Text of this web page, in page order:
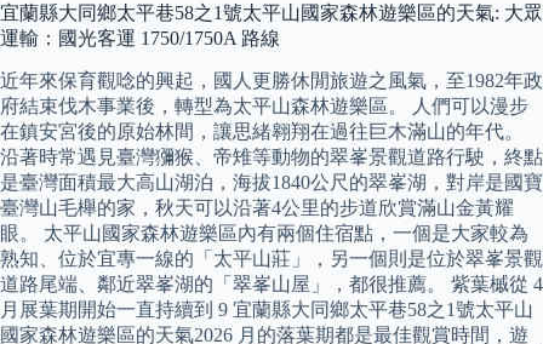
宜蘭縣大同鄉太平巷58之1號太平山國家森林遊樂區的天氣: 大眾
運輸：國光客運 1750/1750A 路線
近年來保育觀唸的興起，國人更勝休閒旅遊之風氣，至1982年政
府結束伐木事業後，轉型為太平山森林遊樂區。 人們可以漫步
在鎮安宮後的原始林間，讓思緒翱翔在過往巨木滿山的年代。
沿著時常遇見臺灣獼猴、帝雉等動物的翠峯景觀道路行駛，終點
是臺灣面積最大高山湖泊，海拔1840公尺的翠峯湖，對岸是國寶
臺灣山毛櫸的家，秋天可以沿著4公里的步道欣賞滿山金黃耀
眼。 太平山國家森林遊樂區內有兩個住宿點，一個是大家較為
熟知、位於宜專一線的「太平山莊」，另一個則是位於翠峯景觀
道路尾端、鄰近翠峯湖的「翠峯山屋」，都很推薦。 紫葉槭從 4
月展葉期開始一直持續到 9 宜蘭縣大同鄉太平巷58之1號太平山
國家森林遊樂區的天氣2026 月的落葉期都是最佳觀賞時間，遊